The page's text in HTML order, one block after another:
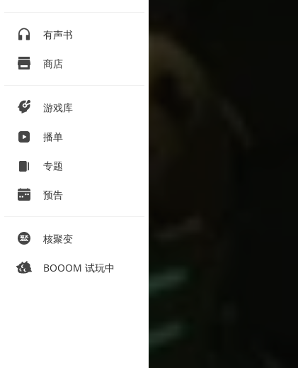
有声书
商店
游戏库
播单
专题
预告
核聚变
BOOOM 试玩中